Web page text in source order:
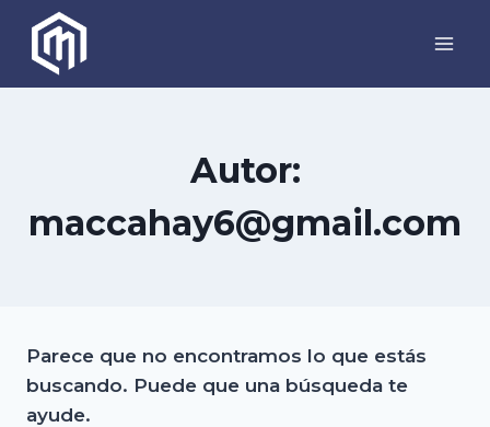
Autor:
maccahay6@gmail.com
Parece que no encontramos lo que estás
buscando. Puede que una búsqueda te
ayude.